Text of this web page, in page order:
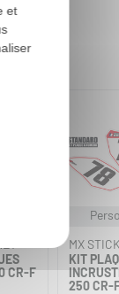
:
CR-F
MX
KIT
250 CR-
et